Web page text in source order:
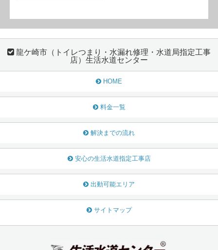
龍ケ崎市（トイレつまり・水漏れ修理・水道局指定工事
店）生活水道センター
HOME
料金一覧
解決までの流れ
安心の生活水道指定工事店
出動可能エリア
サイトマップ